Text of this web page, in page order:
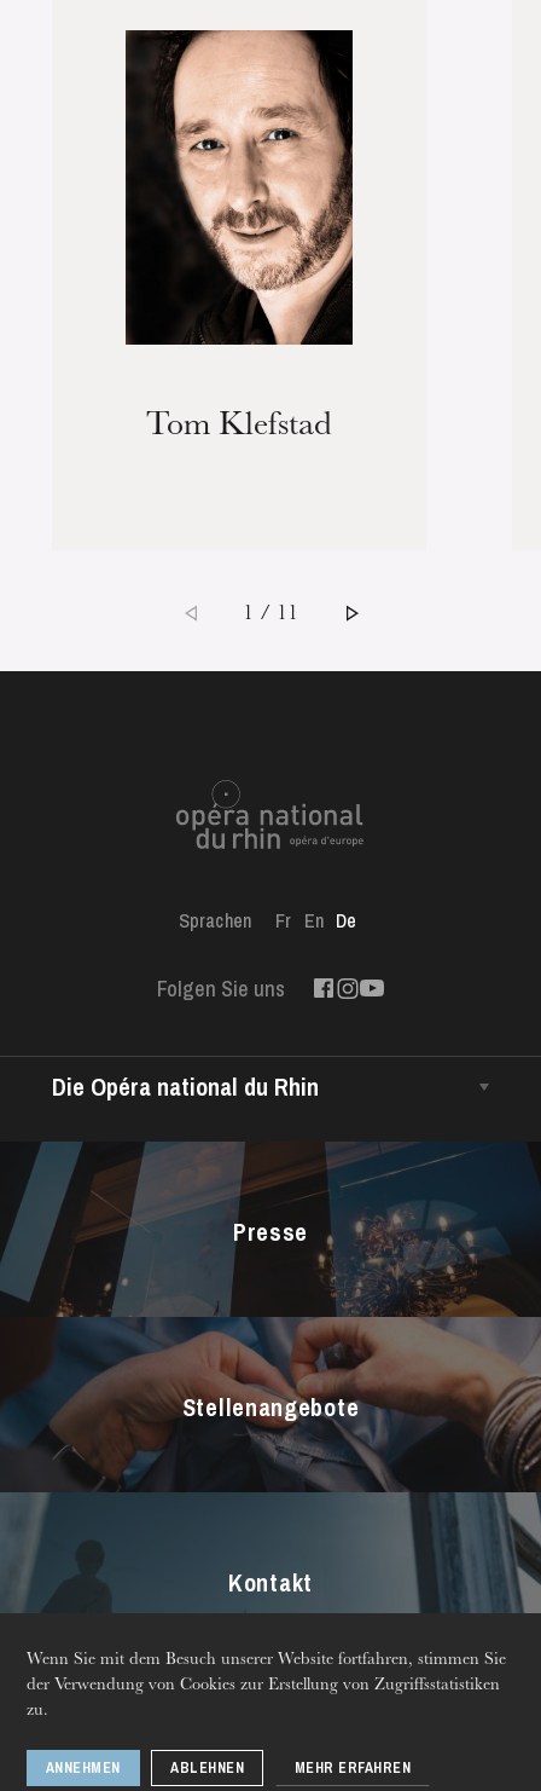
Wenn Sie mit dem Besuch unserer Website fortfahren, stimmen Sie
der Verwendung von Cookies zur Erstellung von Zugriffsstatistiken
zu.
ANNEHMEN ABLEHNEN MEHR ERFAHREN
Mittwoch 19 Aug. 2026
Die OnR mit euch
Führungen durch die Oper
1 / 11
Tom Klefstad
Sprachen Fr En De
Folgen Sie uns
Die Opéra national du Rhin
Intendanz
Das CCN • Ballett der Opéra national du Rhin
Chor
Opernstudio
Kinderchor
Presse
Stellenangebote
Kontakt
Mentions légales
Newsletter
© 2026 Opéra national